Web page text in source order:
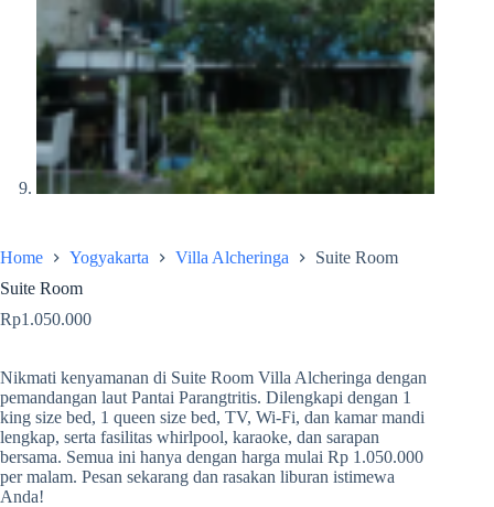
Home Yogyakarta Villa Alcheringa
Suite Room
Suite Room
Rp1.050.000
Nikmati kenyamanan di Suite Room Villa Alcheringa dengan
pemandangan laut Pantai Parangtritis. Dilengkapi dengan 1
king size bed, 1 queen size bed, TV, Wi-Fi, dan kamar mandi
lengkap, serta fasilitas whirlpool, karaoke, dan sarapan
bersama. Semua ini hanya dengan harga mulai Rp 1.050.000
per malam. Pesan sekarang dan rasakan liburan istimewa
Anda!